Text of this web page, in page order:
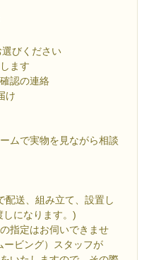
びください
ます
認の連絡
け
ムで実物を見ながら相談
配送、組み立て、設置し
しになります。)
指定はお伺いできませ
ービング）スタッフが